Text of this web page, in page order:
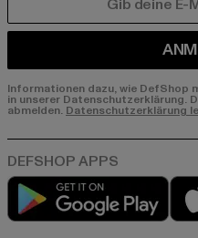
Informationen dazu, wie DefShop
in unserer Datenschutzerklärung.
abmelden. Datenschutzerklärung